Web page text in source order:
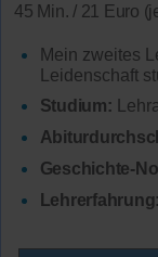
45 Min. / 21 Euro
Mein zweites
Leidenschaft
Studium:
Geschichte-
Lehrerfahrung: